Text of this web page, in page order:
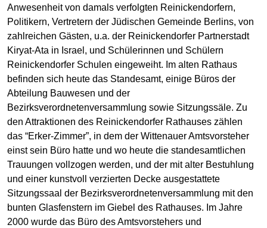
Anwesenheit von damals verfolgten Reinickendorfern,
Politikern, Vertretern der Jüdischen Gemeinde Berlins, von
zahlreichen Gästen, u.a. der Reinickendorfer Partnerstadt
Kiryat-Ata in Israel, und Schülerinnen und Schülern
Reinickendorfer Schulen eingeweiht. Im alten Rathaus
befinden sich heute das Standesamt, einige Büros der
Abteilung Bauwesen und der
Bezirksverordnetenversammlung sowie Sitzungssäle. Zu
den Attraktionen des Reinickendorfer Rathauses zählen
das “Erker-Zimmer”, in dem der Wittenauer Amtsvorsteher
einst sein Büro hatte und wo heute die standesamtlichen
Trauungen vollzogen werden, und der mit alter Bestuhlung
und einer kunstvoll verzierten Decke ausgestattete
Sitzungssaal der Bezirksverordnetenversammlung mit den
bunten Glasfenstern im Giebel des Rathauses. Im Jahre
2000 wurde das Büro des Amtsvorstehers und